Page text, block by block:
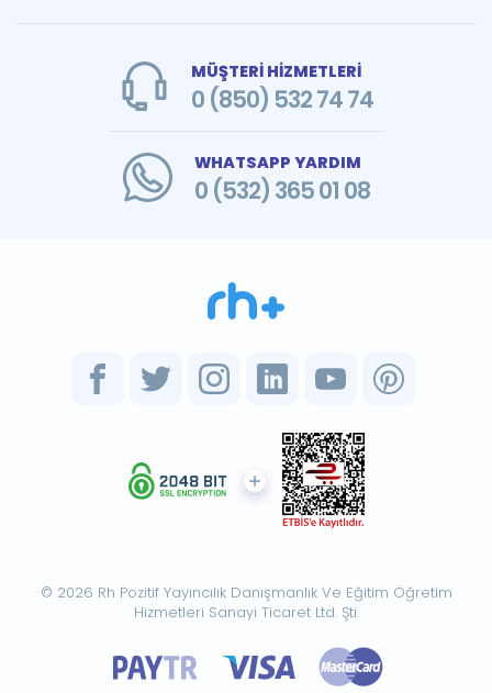
MÜŞTERİ HİZMETLERİ
0 (850) 532 74 74
WHATSAPP YARDIM
0 (532) 365 01 08
© 2026 Rh Pozitif Yayıncılık Danışmanlık Ve Eğitim Öğretim
Hizmetleri Sanayi Ticaret Ltd. Şti.